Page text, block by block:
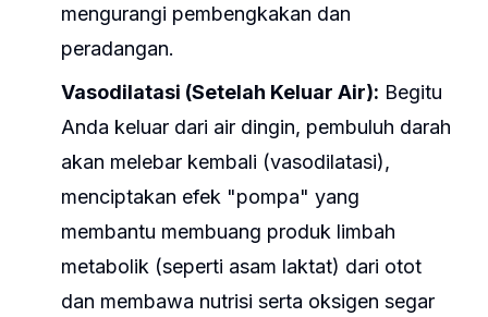
mengurangi pembengkakan dan
peradangan.
Vasodilatasi (Setelah Keluar Air): Begitu
Anda keluar dari air dingin, pembuluh darah
akan melebar kembali (vasodilatasi),
menciptakan efek "pompa" yang
membantu membuang produk limbah
metabolik (seperti asam laktat) dari otot
dan membawa nutrisi serta oksigen segar